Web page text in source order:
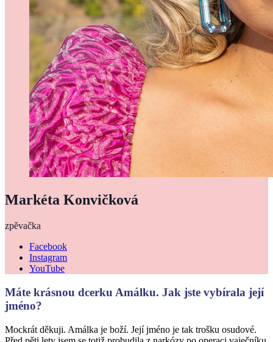
Markéta Konvičková
zpěvačka
Facebook
Instagram
YouTube
Máte krásnou dcerku Amálku. Jak jste vybírala její
jméno?
Mockrát děkuji. Amálka je boží. Její jméno je tak trošku osudové.